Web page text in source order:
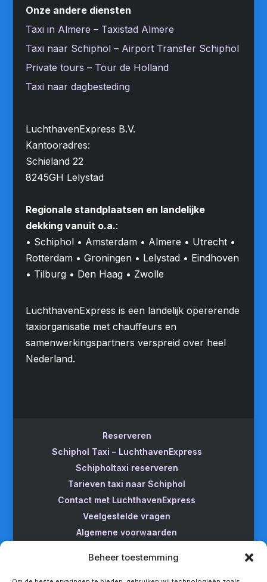
Beheer toestemming
Onze andere diensten
Taxi in Almere – Taxistad Almere
Taxi naar Schiphol – Airport Transfer Schiphol
Private tours – Tour de Holland
Taxi naar dagbesteding
LuchthavenExpress B.V.
Kantooradres:
Schieland 22
8245GH Lelystad
Regionale standplaatsen en landelijke
dekking vanuit o.a.:
• Schiphol • Amsterdam • Almere • Utrecht •
Rotterdam • Groningen • Lelystad • Eindhoven
• Tilburg • Den Haag • Zwolle
LuchthavenExpress is een landelijk opererende
taxiorganisatie met chauffeurs en
samenwerkingspartners verspreid over heel
Nederland.
Reserveren
Schiphol Taxi – LuchthavenExpress
Schipholtaxi reserveren
Tarieven taxi naar Schiphol
Contact met LuchthavenExpress
Veelgestelde vragen
Algemene voorwaarden